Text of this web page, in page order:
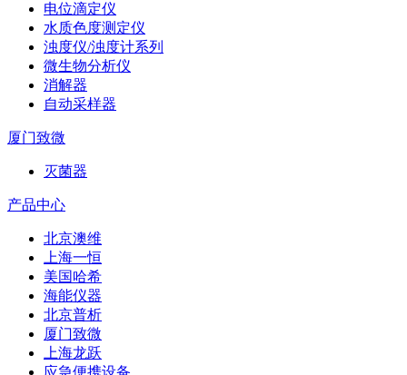
电位滴定仪
水质色度测定仪
浊度仪/浊度计系列
微生物分析仪
消解器
自动采样器
厦门致微
灭菌器
产品中心
北京澳维
上海一恒
美国哈希
海能仪器
北京普析
厦门致微
上海龙跃
应急便携设备